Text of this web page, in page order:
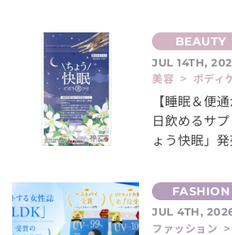
JUL 14TH,
美容 > ボディ
【睡眠＆便
日飲めるサ
ょう快眠」
JUL 4TH,
ファッション